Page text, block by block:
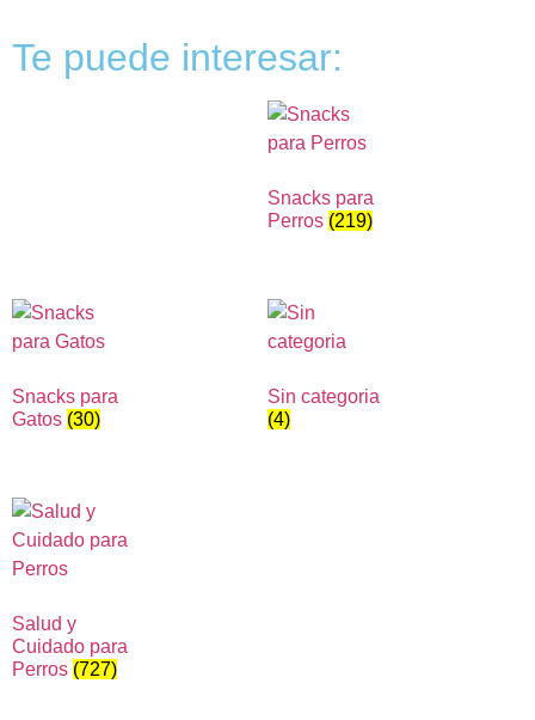
Te puede interesar:
Snacks para
Perros (219)
Snacks para
Gatos (30)
Sin categoria
(4)
Salud y
Cuidado para
Perros (727)